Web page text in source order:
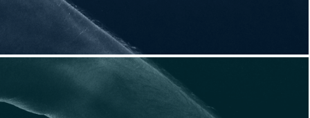
τώρα ακτοπλοϊκά εισιτήρια για τους πελάτες σας